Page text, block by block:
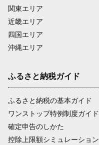
関東エリア
近畿エリア
四国エリア
沖縄エリア
ふるさと納税ガイド
ふるさと納税の基本ガイド
ワンストップ特例制度ガイド
確定申告のしかた
控除上限額シミュレーション